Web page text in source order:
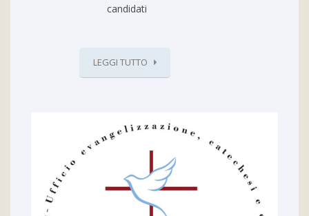
candidati
LEGGI TUTTO